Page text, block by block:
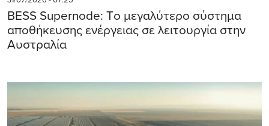
BESS Supernode: Tο μεγαλύτερο σύστημα
αποθήκευσης ενέργειας σε λειτουργία στην
Αυστραλία